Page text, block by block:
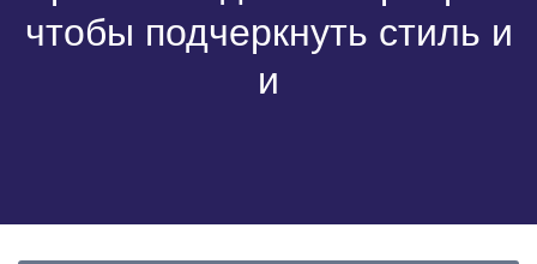
чтобы подчеркнуть стиль и
и